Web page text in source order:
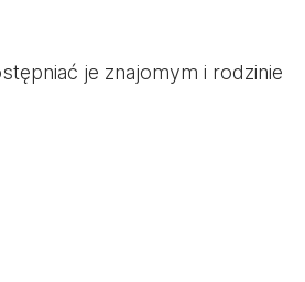
je znajomym i rodzinie